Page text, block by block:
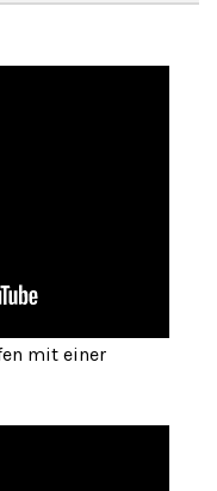
mit einer